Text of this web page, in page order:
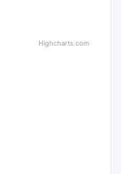
Highcharts.com